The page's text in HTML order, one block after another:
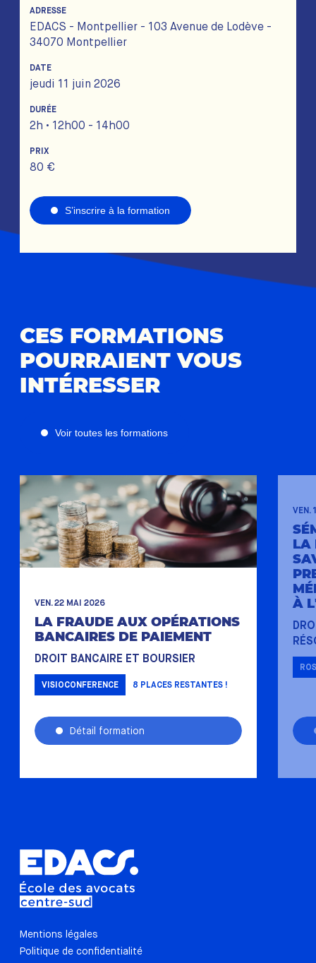
ADRESSE
EDACS - Montpellier - 103 Avenue de Lodève -
34070 Montpellier
DATE
jeudi 11 juin 2026
DURÉE
2h • 12h00 - 14h00
PRIX
80 €
S’inscrire à la formation
CES FORMATIONS
POURRAIENT VOUS
INTÉRESSER
Voir toutes les formations
VEN. 22 MAI 2026
LA FRAUDE AUX OPÉRATIONS
BANCAIRES DE PAIEMENT
DROIT BANCAIRE ET BOURSIER
VISIOCONFERENCE 8 PLACES RESTANTES !
Détail formation
VEN.
LA
À
Mentions légales
Politique de confidentialité